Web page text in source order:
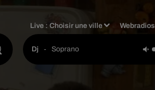
Live :Choisir une ville Webradios
Dj - Soprano